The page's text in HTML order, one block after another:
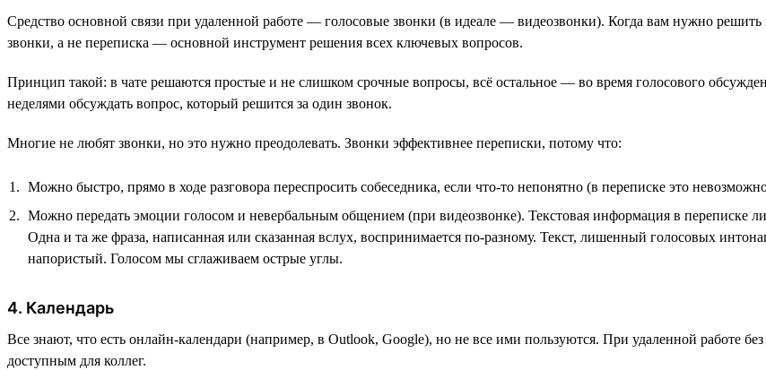
Средство основной связи при удаленной работе — голосовые звонки (в идеале — видеозвонки). Когда вам нужно
звонки, а не переписка — основной инструмент решения всех ключевых вопросов.
Принцип такой: в чате решаются простые и не слишком срочные вопросы, всё остальное — во время голосового
неделями обсуждать вопрос, который решится за один звонок.
Многие не любят звонки, но это нужно преодолевать. Звонки эффективнее переписки, потому что:
Можно быстро, прямо в ходе разговора переспросить собеседника, если что-то непонятно (в переписке это
Можно передать эмоции голосом и невербальным общением (при видеозвонке). Текстовая информация в переписке
Одна и та же фраза, написанная или сказанная вслух, воспринимается по-разному. Текст, лишенный голосовых
напористый. Голосом мы сглаживаем острые углы.
4. Календарь
Все знают, что есть онлайн-календари (например, в Outlook, Google), но не все ими пользуются. При удаленной работе
доступным для коллег.